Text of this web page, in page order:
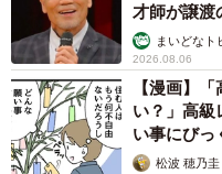
才師が譲渡
まいどなト
2026.08.06
【漫画】
い？」高級
い事にび
松波 穂乃圭